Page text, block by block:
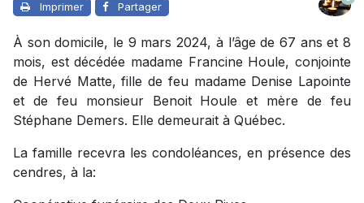
Imprimer Partager
À son domicile, le 9 mars 2024, à l’âge de 67 ans et 8
mois, est décédée madame Francine Houle, conjointe
de Hervé Matte, fille de feu madame Denise Lapointe
et de feu monsieur Benoit Houle et mère de feu
Stéphane Demers. Elle demeurait à Québec.
La famille recevra les condoléances, en présence des
cendres, à la: